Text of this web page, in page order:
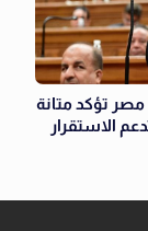
مصر تؤكد متانة
الاستقرار